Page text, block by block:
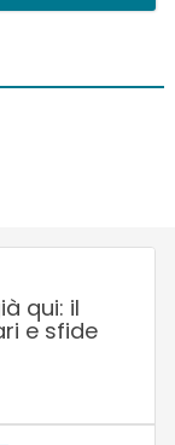
qui: il
e sfide